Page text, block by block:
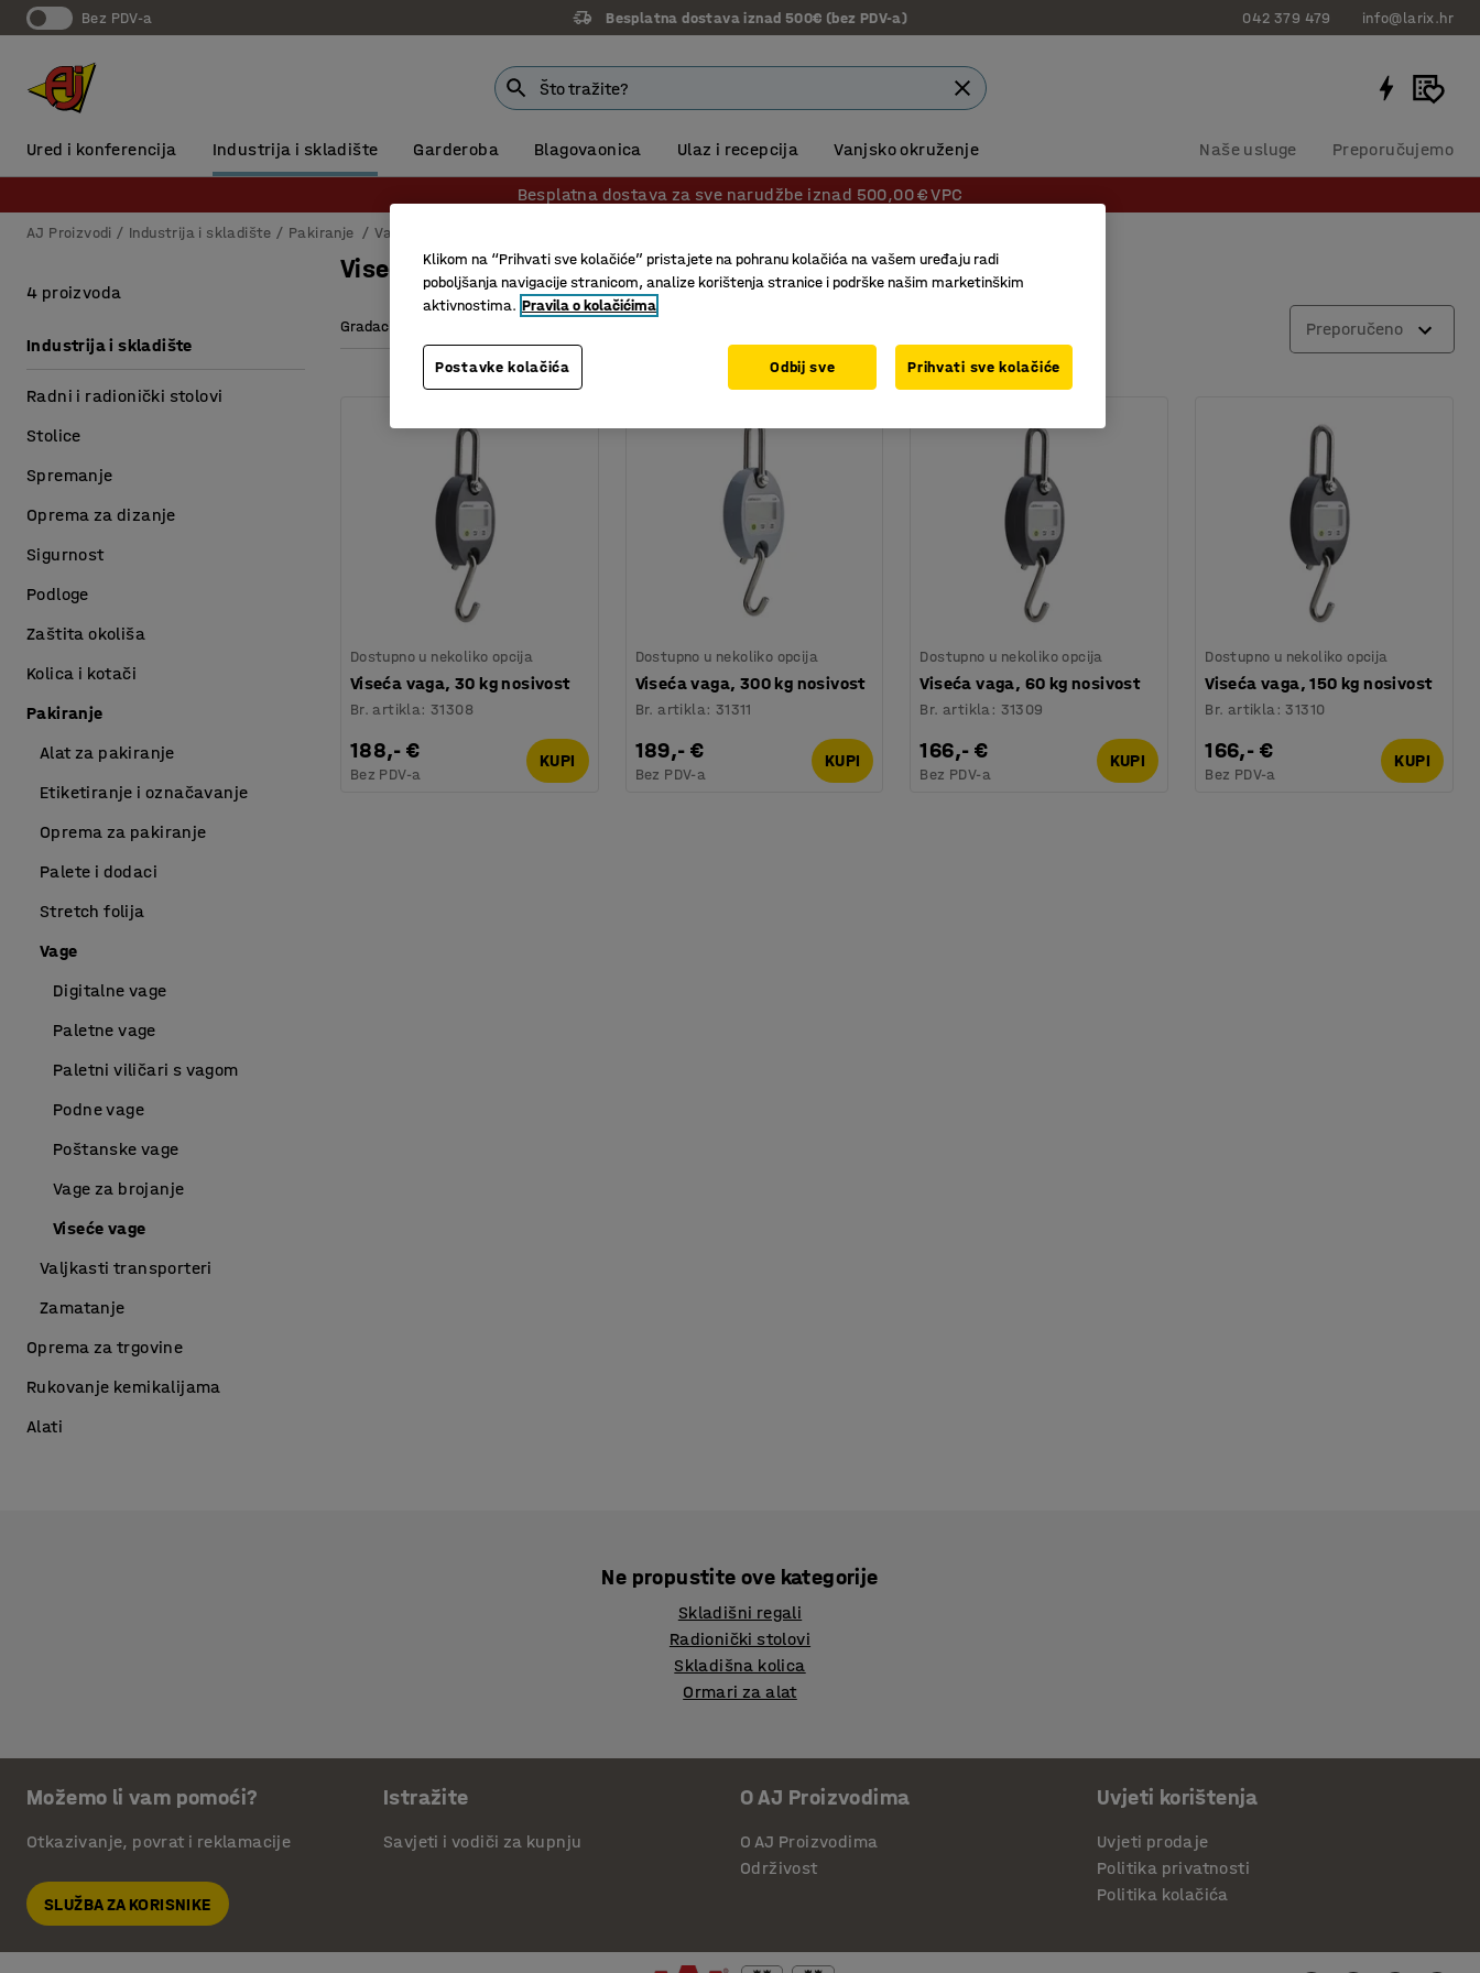
Bez PDV-a Besplatna dostava iznad 500€ (bez PDV-a) 042 379 479 info@larix.hr
Ured i konferencija Industrija i skladište Garderoba Blagovaonica Ulaz i recepcija Vanjsko okruženje Naše usluge Preporučujemo
Besplatna dostava za sve narudžbe iznad 500,00 € VPC
AJ Proizvodi Industrija i skladište Pakiranje Vage
Viseće vage
Gradacija Preporučeno
Dostupno u nekoliko opcija
Viseća vaga, 30 kg nosivost
Br. artikla:31308
188,- €
Bez PDV-a
KUPI
Dostupno u nekoliko opcija
Viseća vaga, 300 kg nosivost
Br. artikla: 31311
189,- €
Bez PDV-a
KUPI
Dostupno u nekoliko opcija
Viseća vaga, 60 kg nosivost
Br. artikla: 31309
166,- €
Bez PDV-a
KUPI
Dostupno u nekoliko opcija
Viseća vaga, 150 kg nosivost
Br. artikla:31310
166,- €
Bez PDV-a
KUPI
4 proizvoda
Industrija i skladište
Radni i radionički stolovi
Stolice
Spremanje
Oprema za dizanje
Sigurnost
Podloge
Zaštita okoliša
Kolica i kotači
Pakiranje
Alat za pakiranje
Etiketiranje i označavanje
Oprema za pakiranje
Palete i dodaci
Stretch folija
Vage
Digitalne vage
Paletne vage
Paletni viličari s vagom
Podne vage
Poštanske vage
Vage za brojanje
Viseće vage
Valjkasti transporteri
Zamatanje
Oprema za trgovine
Rukovanje kemikalijama
Alati
Ne propustite ove kategorije
Skladišni regali
Radionički stolovi
Skladišna kolica
Ormari za alat
Možemo li vam pomoći?
Otkazivanje, povrat i reklamacije
SLUŽBA ZA KORISNIKE
Istražite
Savjeti i vodiči za kupnju
O AJ Proizvodima
O AJ Proizvodima
Održivost
Uvjeti korištenja
Uvjeti prodaje
Politika privatnosti
Politika kolačića
Klikom na “Prihvati sve kolačiće” pristajete na pohranu kolačića na vašem uređaju radi
poboljšanja navigacije stranicom, analize korištenja stranice i podrške našim marketinškim
aktivnostima. Pravila o kolačićima
Postavke kolačića Odbij sve Prihvati sve kolačiće